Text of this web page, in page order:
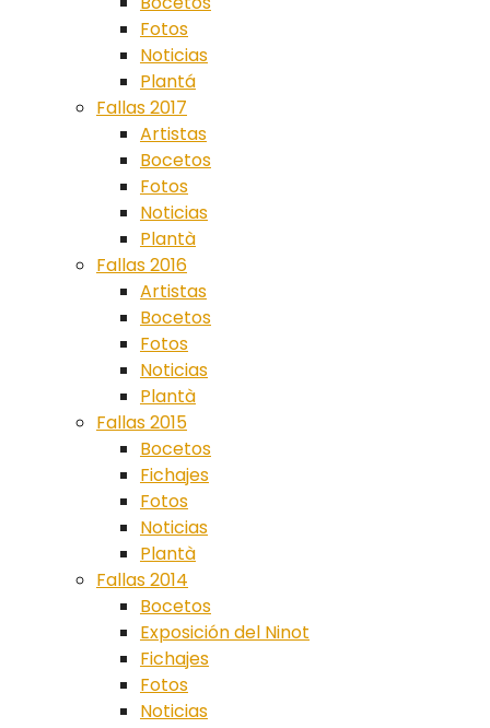
Fotos
Noticias
Plantá
Fallas 2017
Artistas
Bocetos
Fotos
Noticias
Plantà
Fallas 2016
Artistas
Bocetos
Fotos
Noticias
Plantà
Fallas 2015
Bocetos
Fichajes
Fotos
Noticias
Plantà
Fallas 2014
Bocetos
Exposición del Ninot
Fichajes
Fotos
Noticias